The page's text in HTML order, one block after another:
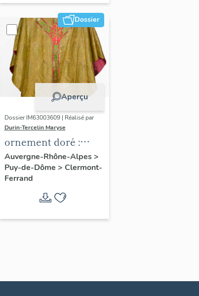
Dossier
Aperçu
Dossier IM63003609 | Réalisé par
Durin-Tercelin Maryse
ornement doré :
ensemble de deux
dalmatiques, d'une
chasuble et d'une
Auvergne-Rhône-Alpes>
Puy-de-Dôme > Clermont-
Ferrand